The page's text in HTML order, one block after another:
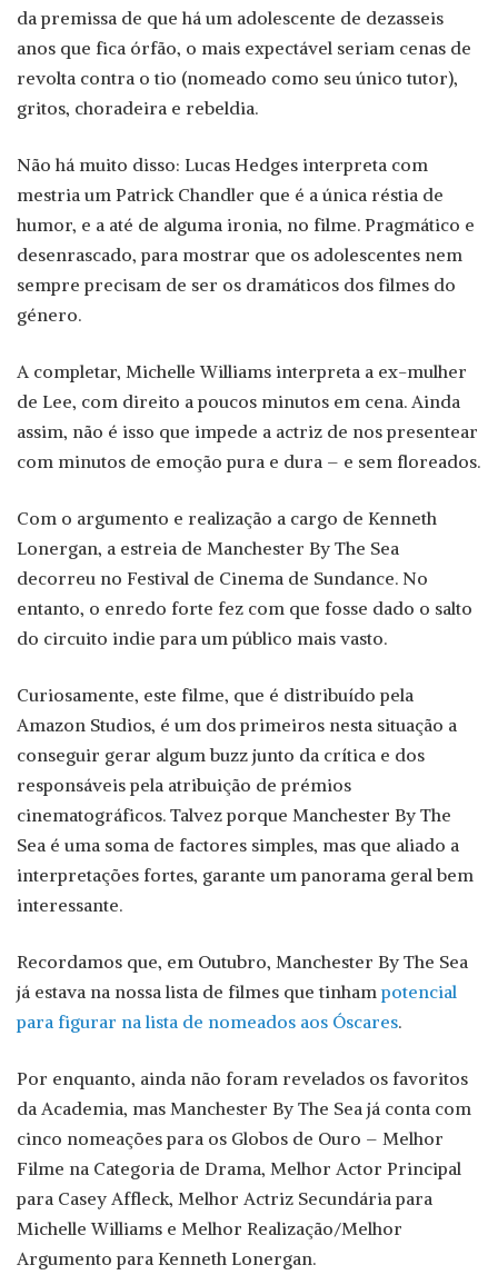
da premissa de que há um adolescente de dezasseis
anos que fica órfão, o mais expectável seriam cenas de
revolta contra o tio (nomeado como seu único tutor),
gritos, choradeira e rebeldia.
Não há muito disso: Lucas Hedges interpreta com
mestria um Patrick Chandler que é a única réstia de
humor, e a até de alguma ironia, no filme. Pragmático e
desenrascado, para mostrar que os adolescentes nem
sempre precisam de ser os dramáticos dos filmes do
género.
A completar, Michelle Williams interpreta a ex-mulher
de Lee, com direito a poucos minutos em cena. Ainda
assim, não é isso que impede a actriz de nos presentear
com minutos de emoção pura e dura – e sem floreados.
Com o argumento e realização a cargo de Kenneth
Lonergan, a estreia de Manchester By The Sea
decorreu no Festival de Cinema de Sundance. No
entanto, o enredo forte fez com que fosse dado o salto
do circuito indie para um público mais vasto.
Curiosamente, este filme, que é distribuído pela
Amazon Studios, é um dos primeiros nesta situação a
conseguir gerar algum buzz junto da crítica e dos
responsáveis pela atribuição de prémios
cinematográficos. Talvez porque Manchester By The
Sea é uma soma de factores simples, mas que aliado a
interpretações fortes, garante um panorama geral bem
interessante.
Recordamos que, em Outubro, Manchester By The Sea
já estava na nossa lista de filmes que tinhampotencial
para figurar na lista de nomeados aos Óscares.
Por enquanto, ainda não foram revelados os favoritos
da Academia, mas Manchester By The Sea já conta com
cinco nomeações para os Globos de Ouro – Melhor
Filme na Categoria de Drama, Melhor Actor Principal
para Casey Affleck, Melhor Actriz Secundária para
Michelle Williams e Melhor Realização/Melhor
Argumento para Kenneth Lonergan.